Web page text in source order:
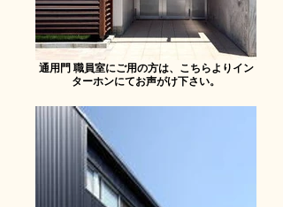
通用門 職員室にご用の方は、こちらよりイン
ターホンにてお声がけ下さい。